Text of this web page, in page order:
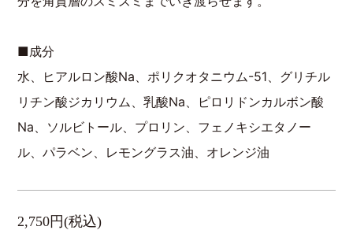
■成分
水、ヒアルロン酸Na、ポリクオタニウム-51、グリチル
リチン酸ジカリウム、乳酸Na、ピロリドンカルボン酸
Na、ソルビトール、プロリン、フェノキシエタノー
ル、パラベン、レモングラス油、オレンジ油
2,750円(税込)